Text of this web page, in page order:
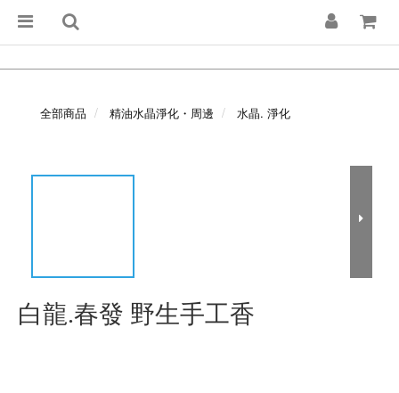
全部商品 精油水晶淨化・周邊 水晶. 淨化
白龍.春發 野生手工香